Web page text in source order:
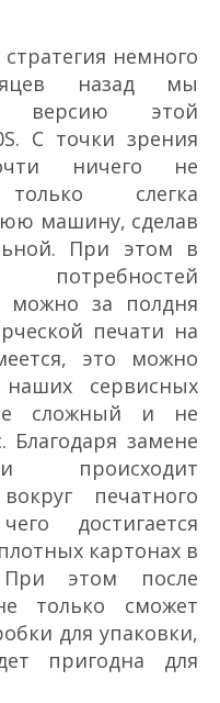
немного
назад мы
версию этой
С точки зрения
ничего не
слегка
машину, сделав
При этом в
можно за полдня
печати на
это можно
сервисных
сложный и не
Благодаря замене
происходит
печатного
достигается
картонах в
этом после
только сможет
для упаковки,
пригодна для